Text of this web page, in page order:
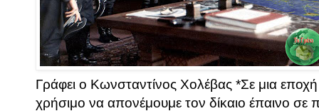
Γράφει ο Κωνσταντίνος Χολέβας *Σε μια εποχή
χρήσιμο να απονέμουμε τον δίκαιο έπαινο